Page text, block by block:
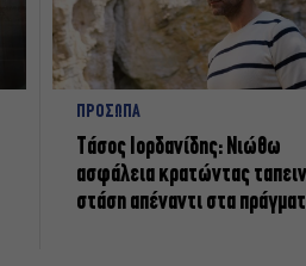
ΠΡΟΣΩΠΑ
Tάσος Ιορδανίδης: Νιώθω
ασφάλεια κρατώντας
στάση απέναντι στα